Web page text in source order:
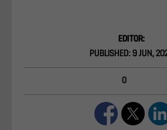
EDITOR:
PUBLISHED: 9 JUN,
0